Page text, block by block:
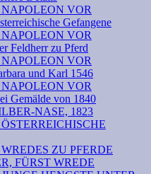
VOR
Gefangene
VOR
Feldherr zu Pferd
VOR
und Karl 1546
VOR
Gemälde von 1840
NASE, 1823
ZU PFERDE
FÜRST WREDE